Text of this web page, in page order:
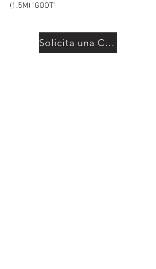
(1.5M) "GOOT"
Solicita una Cotización